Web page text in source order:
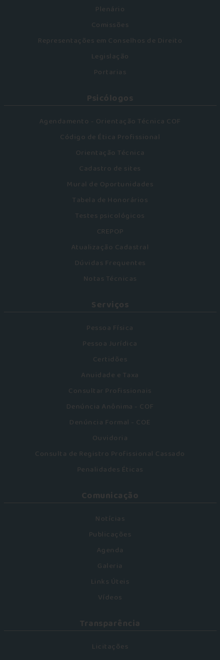
Plenário
Comissões
Representações em Conselhos de Direito
Legislação
Portarias
Psicólogos
Agendamento - Orientação Técnica COF
Código de Ética Profissional
Orientação Técnica
Cadastro de sites
Mural de Oportunidades
Tabela de Honorários
Testes psicológicos
CREPOP
Atualização Cadastral
Dúvidas Frequentes
Notas Técnicas
Serviços
Pessoa Física
Pessoa Jurídica
Certidões
Anuidade e Taxa
Consultar Profissionais
Denúncia Anônima - COF
Denúncia Formal - COE
Ouvidoria
Consulta de Registro Profissional Cassado
Penalidades Éticas
Comunicação
Notícias
Publicações
Agenda
Galeria
Links Úteis
Vídeos
Transparência
Licitações